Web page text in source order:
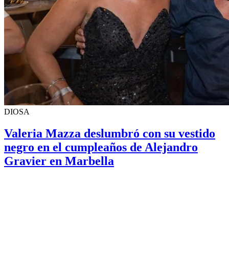
DIOSA
Valeria Mazza deslumbró con su vestido
negro en el cumpleaños de Alejandro
Gravier en Marbella